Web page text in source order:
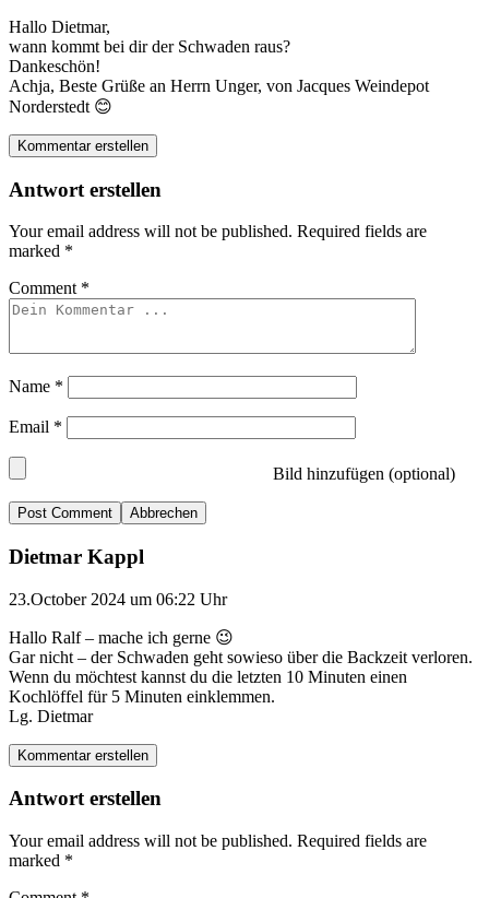
Hallo Dietmar,
wann kommt bei dir der Schwaden raus?
Dankeschön!
Achja, Beste Grüße an Herrn Unger, von Jacques Weindepot
Norderstedt 😊
Kommentar erstellen
Antwort erstellen
Your email address will not be published. Required fields are
marked *
Comment *
Name *
Email *
Bild hinzufügen (optional)
Abbrechen
Dietmar Kappl
23.October 2024 um 06:22 Uhr
Hallo Ralf – mache ich gerne 😉
Gar nicht – der Schwaden geht sowieso über die Backzeit verloren.
Wenn du möchtest kannst du die letzten 10 Minuten einen
Kochlöffel für 5 Minuten einklemmen.
Lg. Dietmar
Kommentar erstellen
Antwort erstellen
Your email address will not be published. Required fields are
marked *